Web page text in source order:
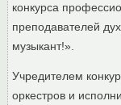
конкурса
преподавателей
музыкант!».
Учредителем
оркестров и